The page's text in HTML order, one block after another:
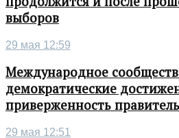
выборов
29 мая 12:59
Международное
демократические
приверженность
29 мая 12:51